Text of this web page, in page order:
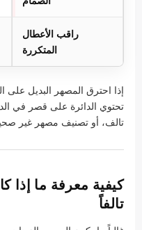
راقب الأعطال
المتكررة
إذا احترق المصهر البديل على
تحتوي الدائرة على قصر في
تالف، أو تصنيف مصهر غير
كيفية معرفة ما إذا
تالفاً